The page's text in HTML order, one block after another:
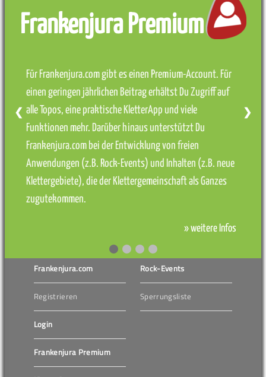
Frankenjura Premium
Für Frankenjura.com gibt es einen Premium-Account. Für
einen geringen jährlichen Beitrag erhältst Du Zugriff auf
alle Topos, eine praktische KletterApp und viele
Funktionen mehr. Darüber hinaus unterstützt Du
Frankenjura.com bei der Entwicklung von freien
Anwendungen (z.B. Rock-Events) und Inhalten (z.B. neue
Klettergebiete), die der Klettergemeinschaft als Ganzes
zugutekommen.
» weitere Infos
❮ ❯
Frankenjura.com
Registrieren
Login
Frankenjura Premium
Rock-Events
Sperrungsliste